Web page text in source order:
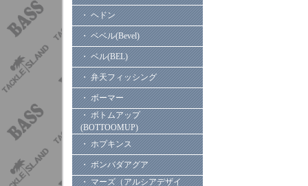
・ ヘドン
・ ベベル(Bevel)
・ ベル(BEL)
・ 弁天フィッシング
・ ボーマー
・ ボトムアップ
(BOTTOOMUP)
・ ホプキンス
・ ボンバダアグア
・ マーズ（アルシアデザイ